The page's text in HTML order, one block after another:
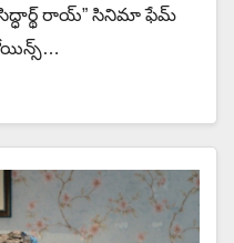
రాయ్” సినిమా ఫేమ్